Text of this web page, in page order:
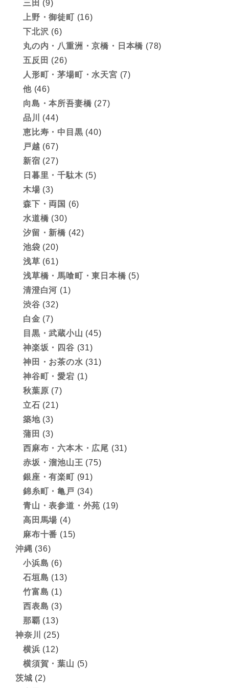
三田 (9)
上野・御徒町 (16)
下北沢 (6)
丸の内・八重洲・京橋・日本橋 (78)
五反田 (26)
人形町・茅場町・水天宮 (7)
他(46)
向島・本所吾妻橋 (27)
品川
(44)
恵比寿・中目黒 (40)
戸越 (67)
新宿 (27)
日暮里・千駄木 (5)
木場 (3)
森下・両国 (6)
水道橋 (30)
汐留・新橋 (42)
池袋 (20)
浅草 (61)
浅草橋・馬喰町・東日本橋 (5)
清澄白河 (1)
渋谷 (32)
白金 (7)
目黒・武蔵小山 (45)
神楽坂・四谷 (31)
神田・お茶の水 (31)
神谷町・愛宕 (1)
秋葉原 (7)
立石 (21)
築地(3)
蒲田 (3)
西麻布・六本木・広尾 (31)
赤坂・溜池山王 (75)
銀座・有楽町 (91)
錦糸町・亀戸 (34)
青山・表参道・外苑 (19)
高田馬場 (4)
麻布十番 (15)
沖縄 (36)
小浜島 (6)
石垣島 (13)
竹富島 (1)
西表島 (3)
那覇 (13)
神奈川
(25)
横浜 (12)
横須賀・葉山 (5)
茨城 (2)